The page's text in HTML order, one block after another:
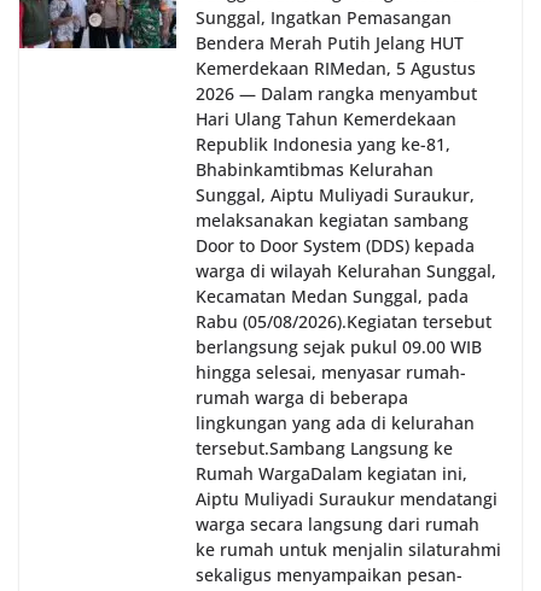
Sunggal, Ingatkan Pemasangan
Bendera Merah Putih Jelang HUT
Kemerdekaan RI‎‎Medan, 5 Agustus
2026 — Dalam rangka menyambut
Hari Ulang Tahun Kemerdekaan
Republik Indonesia yang ke-81,
Bhabinkamtibmas Kelurahan
Sunggal, Aiptu Muliyadi Suraukur,
melaksanakan kegiatan sambang
Door to Door System (DDS) kepada
warga di wilayah Kelurahan Sunggal,
Kecamatan Medan Sunggal, pada
Rabu (05/08/2026).‎‎Kegiatan tersebut
berlangsung sejak pukul 09.00 WIB
hingga selesai, menyasar rumah-
rumah warga di beberapa
lingkungan yang ada di kelurahan
tersebut.‎Sambang Langsung ke
Rumah Warga‎Dalam kegiatan ini,
Aiptu Muliyadi Suraukur mendatangi
warga secara langsung dari rumah
ke rumah untuk menjalin silaturahmi
sekaligus menyampaikan pesan-